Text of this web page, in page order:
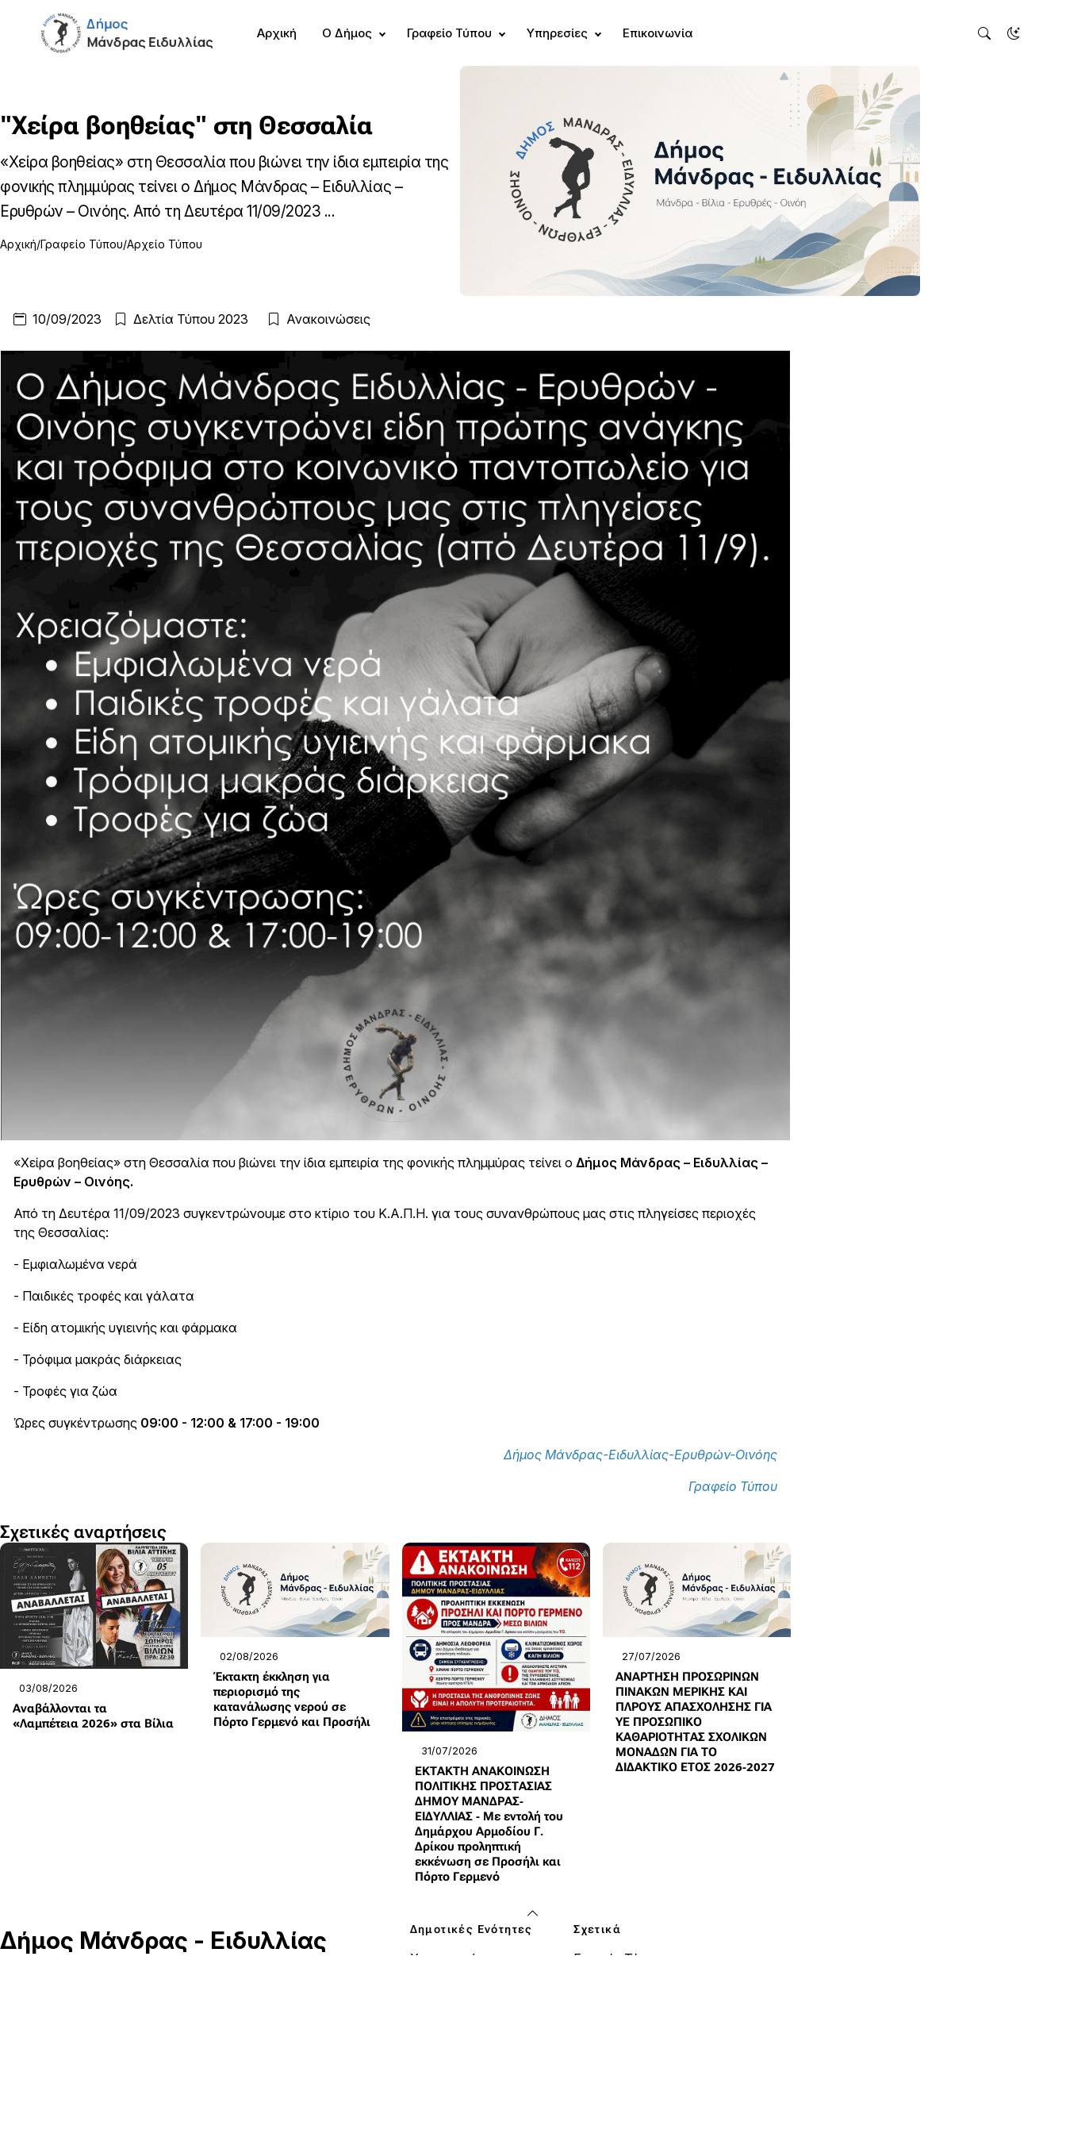
Αρχική Ο Δήμος Γραφείο Τύπου Υπηρεσίες Επικοινωνία
"Χείρα βοηθείας" στη Θεσσαλία
«Χείρα βοηθείας» στη Θεσσαλία που βιώνει την ίδια εμπειρία της
φονικής πλημμύρας τείνει ο Δήμος Μάνδρας – Ειδυλλίας –
Ερυθρών – Οινόης. Από τη Δευτέρα 11/09/2023 ...
Αρχική Γραφείο Τύπου Αρχείο Τύπου
10/09/2023 Δελτία Τύπου 2023 Ανακοινώσεις
«Χείρα βοηθείας» στη Θεσσαλία που βιώνει την ίδια εμπειρία της φονικής πλημμύρας τείνει ο Δήμος Μάνδρας – Ειδυλλίας –
Ερυθρών – Οινόης.
Από τη Δευτέρα 11/09/2023 συγκεντρώνουμε στο κτίριο του Κ.Α.Π.Η. για τους συνανθρώπους μας στις πληγείσες περιοχές
της Θεσσαλίας:
- Εμφιαλωμένα νερά
- Παιδικές τροφές και γάλατα
- Είδη ατομικής υγιεινής και φάρμακα
- Τρόφιμα μακράς διάρκειας
- Τροφές για ζώα
Ώρες συγκέντρωσης 09:00 - 12:00 & 17:00 - 19:00
Δήμος Μάνδρας-Ειδυλλίας-Ερυθρών-Οινόης
Γραφείο Τύπου
Σχετικές αναρτήσεις
03/08/2026
Αναβάλλονται τα
«Λαμπέτεια 2026» στα Βίλια
02/08/2026
Έκτακτη έκκληση για
περιορισμό της
κατανάλωσης νερού σε
Πόρτο Γερμενό και Προσήλι
31/07/2026
ΕΚΤΑΚΤΗ ΑΝΑΚΟΙΝΩΣΗ
ΠΟΛΙΤΙΚΗΣ ΠΡΟΣΤΑΣΙΑΣ
ΔΗΜΟΥ ΜΑΝΔΡΑΣ-
ΕΙΔΥΛΛΙΑΣ - Με εντολή του
Δημάρχου Αρμοδίου Γ.
Δρίκου προληπτική
εκκένωση σε Προσήλι και
Πόρτο Γερμενό
27/07/2026
ΑΝΑΡΤΗΣΗ ΠΡΟΣΩΡΙΝΩΝ
ΠΙΝΑΚΩΝ ΜΕΡΙΚΗΣ ΚΑΙ
ΠΛΡΟΥΣ ΑΠΑΣΧΟΛΗΣΗΣ ΓΙΑ
ΥΕ ΠΡΟΣΩΠΙΚΟ
ΚΑΘΑΡΙΟΤΗΤΑΣ ΣΧΟΛΙΚΩΝ
ΜΟΝΑΔΩΝ ΓΙΑ ΤΟ
ΔΙΔΑΚΤΙΚΟ ΕΤΟΣ 2026-2027
Δήμος Μάνδρας - Ειδυλλίας Δημοτικές Ενότητες
Χαιρετισμός του
Σχετικά
Γραφείο Τύπου